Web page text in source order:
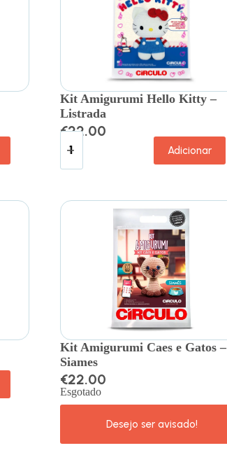
Kit Amigurumi Hello Kitty –
Listrada
€22.00
Adicionar
Kit Amigurumi Caes e Gatos –
Siames
€22.00
Esgotado